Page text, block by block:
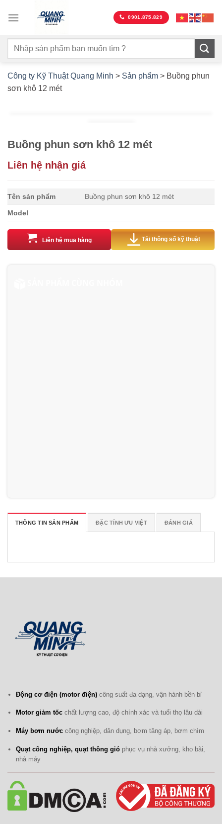
qua
dung
0901.875.829
Công ty Kỹ Thuật Quang Minh > Sản phẩm > Buồng phun
sơn khô 12 mét
Buồng phun sơn khô 12 mét
Liên hệ nhận giá
Tên sản phẩm Buồng phun sơn khô 12 mét
Model
Liên hệ mua hàng Tải thông số kỹ thuật
THÔNG TIN SẢN PHẨM ĐẶC TÍNH ƯU VIỆT ĐÁNH GIÁ
Động cơ điện (motor điện)công suất đa dạng, vận hành bền bỉ
Motor giảm tốcchất lượng cao, độ chính xác và tuổi thọ lâu dài
Máy bơm nướccông nghiệp, dân dụng, bơm tăng áp, bơm chìm
Quạt công nghiệp, quạt thông gióphục vụ nhà xưởng, kho bãi,
nhà máy